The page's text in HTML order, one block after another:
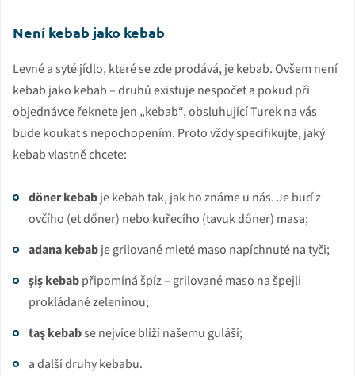
Není kebab jako kebab
Levné a syté jídlo, které se zde prodává, je kebab. Ovšem není
kebab jako kebab – druhů existuje nespočet a pokud při
objednávce řeknete jen „kebab“, obsluhující Turek na vás
bude koukat s nepochopením. Proto vždy specifikujte, jaký
kebab vlastně chcete:
dönerkebabje kebab tak, jak ho známe u nás. Je buď z
ovčího (et dőner) nebo kuřecího (tavuk dőner) masa;
adana kebabje grilované mleté maso napíchnuté na tyči;
şiş kebabpřipomíná špíz – grilované maso na špejli
prokládané zeleninou;
taş kebabse nejvíce blíží našemu guláši;
a další druhy kebabu.